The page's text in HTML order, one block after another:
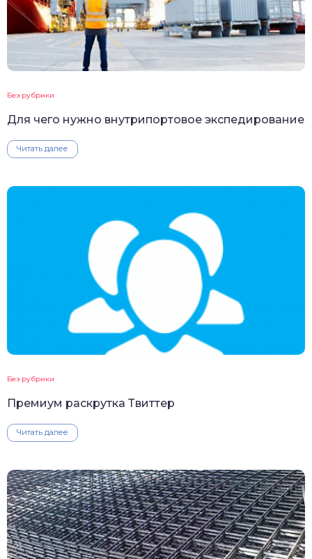
Без рубрики
Для чего нужно внутрипортовое экспедирование
Читать далее
Без рубрики
Премиум раскрутка Твиттер
Читать далее